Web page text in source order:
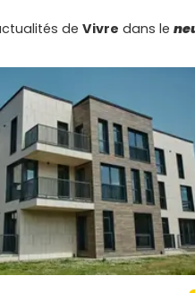
de Vivre dans le